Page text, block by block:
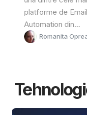
platforme de
Automation din...
Romanita